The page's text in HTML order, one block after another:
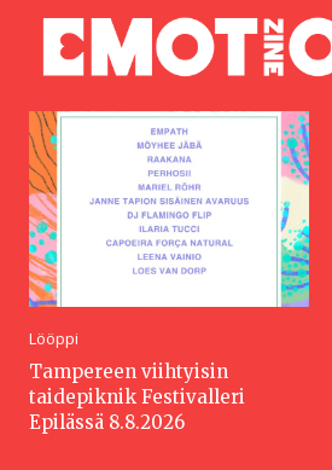
Lööppi
Tampereen viihtyisin
taidepiknik Festivalleri
Epilässä 8.8.2026